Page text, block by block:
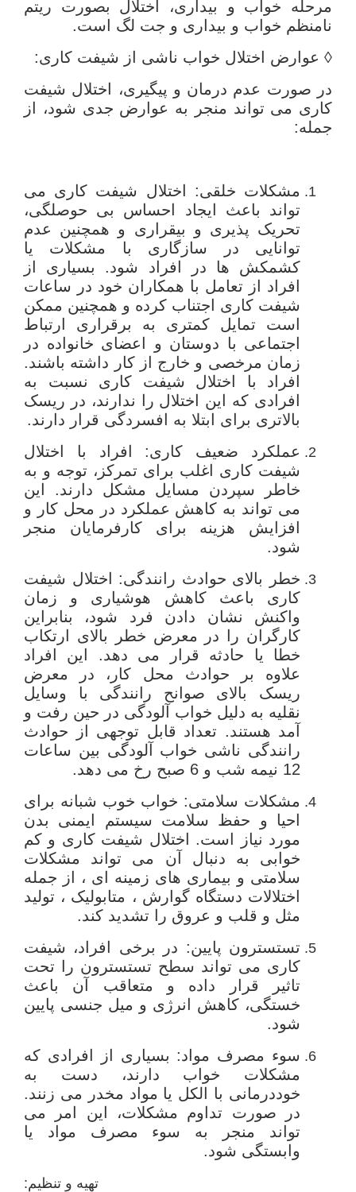
مرحله خواب و بیداری، اختلال بصورت ریتم
نامنظم خواب و بیداری و جت لگ است.
◊ عوارض اختلال خواب ناشی از شیفت کاری:
در صورت عدم درمان و پیگیری، اختلال شیفت
کاری می تواند منجر به عوارض جدی شود، از
جمله:
مشکلات خلقی: اختلال شیفت کاری می
تواند باعث ایجاد احساس بی حوصلگی،
تحریک پذیری و بیقراری و همچنین عدم
توانایی در سازگاری با مشکلات یا
کشمکش ها در افراد شود. بسیاری از
افراد از تعامل با همکاران خود در ساعات
شیفت کاری اجتناب کرده و همچنین ممکن
است تمایل کمتری به برقراری ارتباط
اجتماعی با دوستان و اعضای خانواده در
زمان مرخصی و خارج از کار داشته باشند.
افراد با اختلال شیفت کاری نسبت به
افرادی که این اختلال را ندارند، در ریسک
بالاتری برای ابتلا به افسردگی قرار دارند.
عملکرد ضعیف کاری: افراد با اختلال
شیفت کاری اغلب برای تمرکز، توجه و به
خاطر سپردن مسایل مشکل دارند. این
می تواند به کاهش عملکرد در محل کار و
افزایش هزینه برای کارفرمایان منجر
شود.
خطر بالای حوادث رانندگی: اختلال شیفت
کاری باعث کاهش هوشیاری و زمان
واکنش نشان دادن فرد شود، بنابراین
کارگران را در معرض خطر بالای ارتکاب
خطا یا حادثه قرار می دهد. این افراد
علاوه بر حوادث محل کار، در معرض
ریسک بالای صوانح رانندگی با وسایل
نقلیه به دلیل خواب آلودگی در حین رفت و
آمد هستند. تعداد قابل توجهی از حوادث
رانندگی ناشی خواب آلودگی بین ساعات
12 نیمه شب و 6 صبح رخ می دهد.
مشکلات سلامتی: خواب خوب شبانه برای
احیا و حفظ سلامت سیستم ایمنی بدن
مورد نیاز است. اختلال شیفت کاری و کم
خوابی به دنبال آن می تواند مشکلات
سلامتی و بیماری های زمینه ای ، از جمله
اختلالات دستگاه گوارش ، متابولیک ، تولید
مثل و قلب و عروق را تشدید کند.
تستسترون پایین: در برخی افراد، شیفت
کاری می تواند سطح تستسترون را تحت
تاثیر قرار داده و متعاقب آن باعث
خستگی، کاهش انرژی و میل جنسی پایین
شود.
سوء مصرف مواد: بسیاری از افرادی که
مشکلات خواب دارند، دست به
خوددرمانی با الکل یا مواد مخدر می زنند.
در صورت تداوم مشکلات، این امر می
تواند منجر به سوء مصرف مواد یا
وابستگی شود.
تهیه و تنظیم: